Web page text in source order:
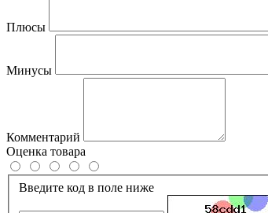
Плюсы
Минусы
Комментарий
Оценка товара
Введите код в поле ниже